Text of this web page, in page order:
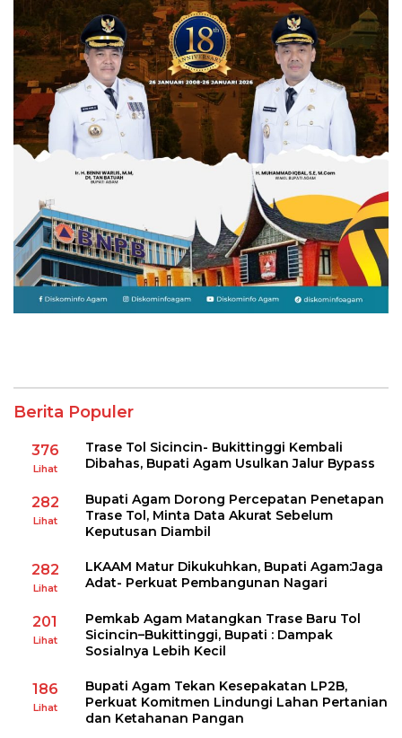
Berita Populer
376
Lihat
Trase Tol Sicincin- Bukittinggi Kembali
Dibahas, Bupati Agam Usulkan Jalur Bypass
282
Lihat
Bupati Agam Dorong Percepatan Penetapan
Trase Tol, Minta Data Akurat Sebelum
Keputusan Diambil
282
Lihat
LKAAM Matur Dikukuhkan, Bupati Agam:Jaga
Adat- Perkuat Pembangunan Nagari
201
Lihat
Pemkab Agam Matangkan Trase Baru Tol
Sicincin–Bukittinggi, Bupati : Dampak
Sosialnya Lebih Kecil
186
Lihat
Bupati Agam Tekan Kesepakatan LP2B,
Perkuat Komitmen Lindungi Lahan Pertanian
dan Ketahanan Pangan